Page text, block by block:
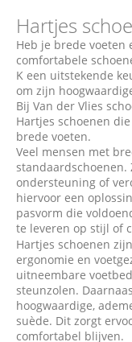
Hartjes
Heb je brede voeten
comfortabele
K een uitstekende
om zijn
Bij Van der Vlies
Hartjes schoenen
brede voeten.
Veel mensen met
standaardschoenen.
ondersteuning of
hiervoor een
pasvorm die
te leveren op stijl of
Hartjes schoenen
ergonomie en
uitneembare
steunzolen.
hoogwaardige,
suède. Dit zorgt
comfortabel blijven.